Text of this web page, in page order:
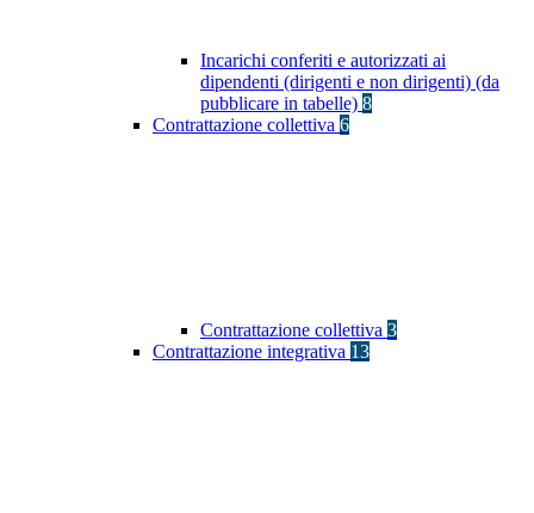
Incarichi conferiti e autorizzati ai
dipendenti (dirigenti e non dirigenti) (da
pubblicare in tabelle) 8
Contrattazione collettiva 6
Contrattazione collettiva 3
Contrattazione integrativa 13